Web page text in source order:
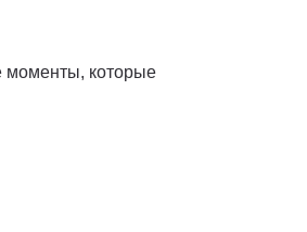
моменты, которые